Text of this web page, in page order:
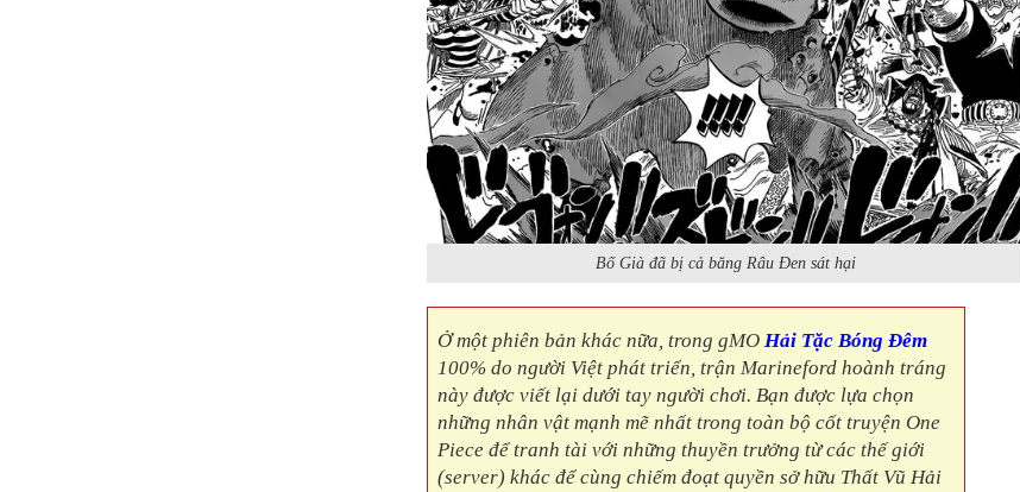
Bố Già đã bị cả băng Râu Đen sát hại
Ở một phiên bản khác nữa, trong gMO Hải Tặc Bóng Đêm
100% do người Việt phát triển, trận Marineford hoành tráng
này được viết lại dưới tay người chơi. Bạn được lựa chọn
những nhân vật mạnh mẽ nhất trong toàn bộ cốt truyện One
Piece để tranh tài với những thuyền trưởng từ các thế giới
(server) khác để cùng chiếm đoạt quyền sở hữu Thất Vũ Hải